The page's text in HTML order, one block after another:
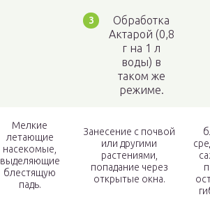
Обработка
Актарой (0,8
г на 1 л
воды) в
таком же
режиме.
Мелкие
летающие
насекомые,
выделяющие
блестящую
падь.
Занесение с почвой
или другими
растениями,
попадание через
открытые окна.